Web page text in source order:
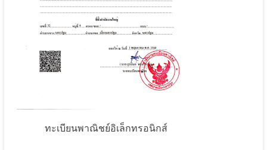
ทะเบียนพาณิชย์อิเล็กทรอนิกส์